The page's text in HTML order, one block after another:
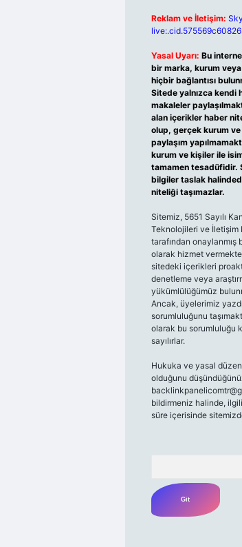
Reklam ve İletişim:
Yasal Uyarı: Bu
bir marka, kurum
hiçbir bağlantısı
Sitede yalnızca kendi
makaleler
alan içerikler haber
olup, gerçek kurum ve
paylaşım
kurum ve kişiler ile
tamamen tesadüfidir.
bilgiler taslak
niteliği taşımazlar.
Sitemiz, 5651 Sayılı
Teknolojileri ve İletişim
tarafından onaylanmış
olarak hizmet
sitedeki içerikleri
denetleme veya
yükümlülüğümüz
Ancak, üyelerimiz
sorumluluğunu
olarak bu sorumluluğu
sayılırlar.
Hukuka ve yasal
olduğunu
bildirmeniz halinde,
süre içerisinde